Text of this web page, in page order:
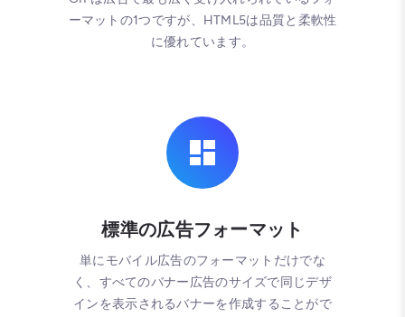
ーマットの1つですが、HTML5は品質と柔軟性
に優れています。
標準の広告フォーマット
単にモバイル広告のフォーマットだけでな
く、すべてのバナー広告のサイズで同じデザ
インを表示されるバナーを作成することがで